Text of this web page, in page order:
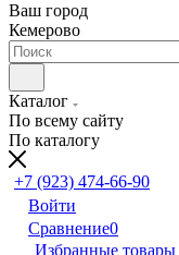
Ваш город
Кемерово
Каталог
По всему сайту
По каталогу
+7 (923) 474-66-90
Войти
Сравнение0
Избранные товары